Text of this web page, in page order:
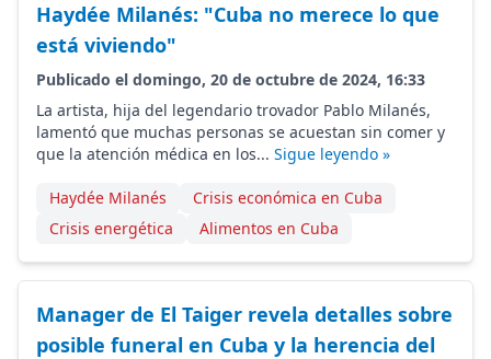
Haydée Milanés: "Cuba no merece lo que
está viviendo"
Publicado el domingo, 20 de octubre de 2024, 16:33
La artista, hija del legendario trovador Pablo Milanés,
lamentó que muchas personas se acuestan sin comer y
que la atención médica en los... Sigue leyendo »
Haydée Milanés
Crisis económica en Cuba
Crisis energética
Alimentos en Cuba
Manager de El Taiger revela detalles sobre
posible funeral en Cuba y la herencia del